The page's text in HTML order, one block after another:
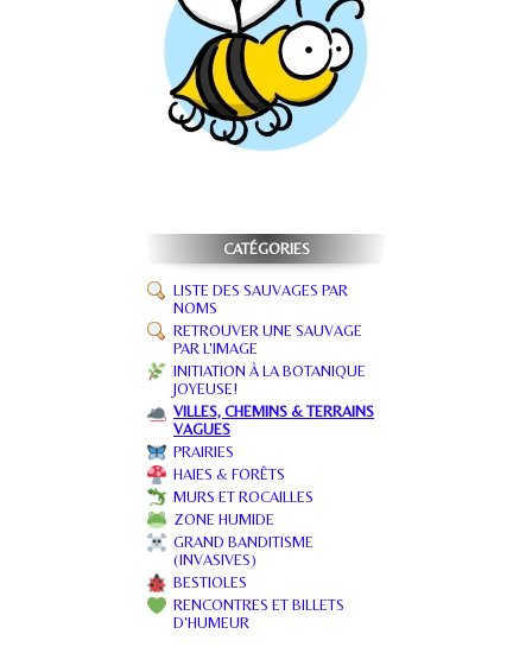
CATÉGORIES
LISTE DES SAUVAGES PAR
NOMS
RETROUVER UNE SAUVAGE
PAR L'IMAGE
INITIATION À LA BOTANIQUE
JOYEUSE!
VILLES, CHEMINS & TERRAINS
VAGUES
PRAIRIES
HAIES & FORÊTS
MURS ET ROCAILLES
ZONE HUMIDE
GRAND BANDITISME
(INVASIVES)
BESTIOLES
RENCONTRES ET BILLETS
D'HUMEUR